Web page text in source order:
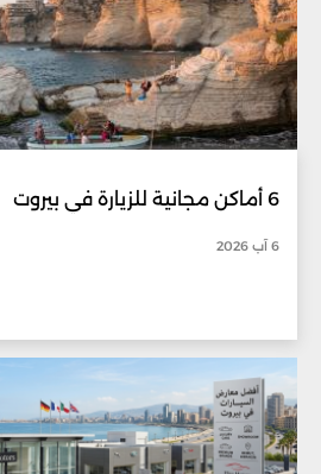
6 أماكن مجانية للزيارة في بيروت
6 آب 2026